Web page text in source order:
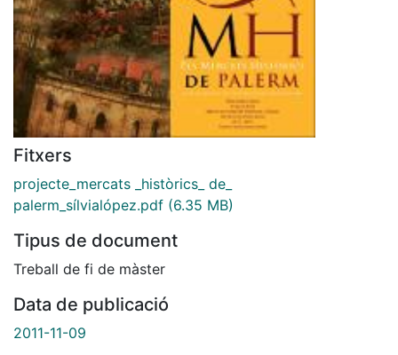
Fitxers
projecte_mercats _històrics_ de_
palerm_sílvialópez.pdf (6.35 MB)
Tipus de document
Treball de fi de màster
Data de publicació
2011-11-09